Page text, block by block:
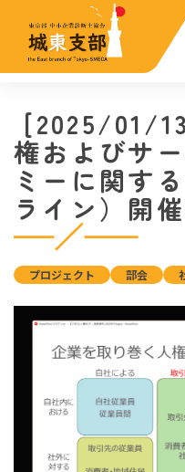
[2025/01/
権およびサ
ミーに関す
ライン）開
プロジェクト 部会